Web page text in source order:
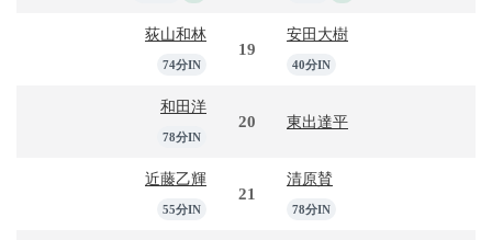
荻山和林
74分IN
19
安田大樹
40分IN
和田洋
78分IN
20 東出達平
近藤乙輝
55分IN
21
清原賛
78分IN